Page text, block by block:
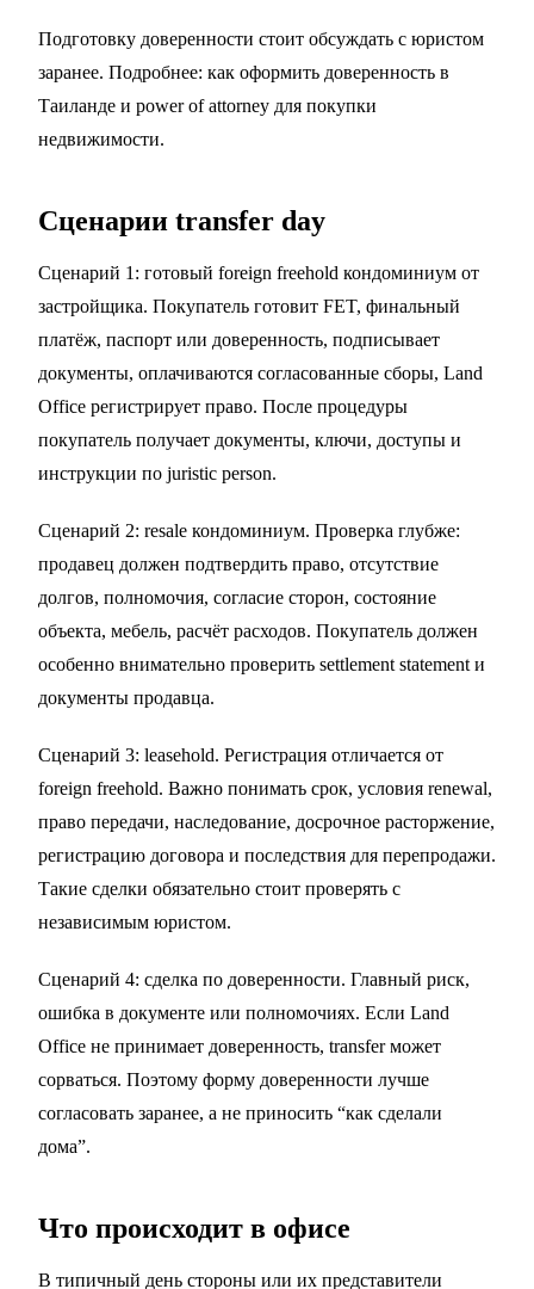
Подготовку доверенности стоит обсуждать с юристом
заранее. Подробнее: как оформить доверенность в
Таиланде и power of attorney для покупки
недвижимости.
Сценарии transfer day
Сценарий 1: готовый foreign freehold кондоминиум от
застройщика. Покупатель готовит FET, финальный
платёж, паспорт или доверенность, подписывает
документы, оплачиваются согласованные сборы, Land
Office регистрирует право. После процедуры
покупатель получает документы, ключи, доступы и
инструкции по juristic person.
Сценарий 2: resale кондоминиум. Проверка глубже:
продавец должен подтвердить право, отсутствие
долгов, полномочия, согласие сторон, состояние
объекта, мебель, расчёт расходов. Покупатель должен
особенно внимательно проверить settlement statement и
документы продавца.
Сценарий 3: leasehold. Регистрация отличается от
foreign freehold. Важно понимать срок, условия renewal,
право передачи, наследование, досрочное расторжение,
регистрацию договора и последствия для перепродажи.
Такие сделки обязательно стоит проверять с
независимым юристом.
Сценарий 4: сделка по доверенности. Главный риск,
ошибка в документе или полномочиях. Если Land
Office не принимает доверенность, transfer может
сорваться. Поэтому форму доверенности лучше
согласовать заранее, а не приносить “как сделали
дома”.
Что происходит в офисе
В типичный день стороны или их представители